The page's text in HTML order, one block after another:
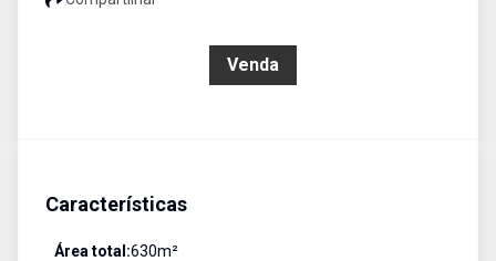
Venda
Características
Área total:630m²